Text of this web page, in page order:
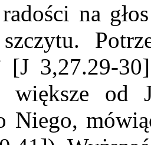
na
szczytu.
[J 3,27.29-
większe od
Niego,